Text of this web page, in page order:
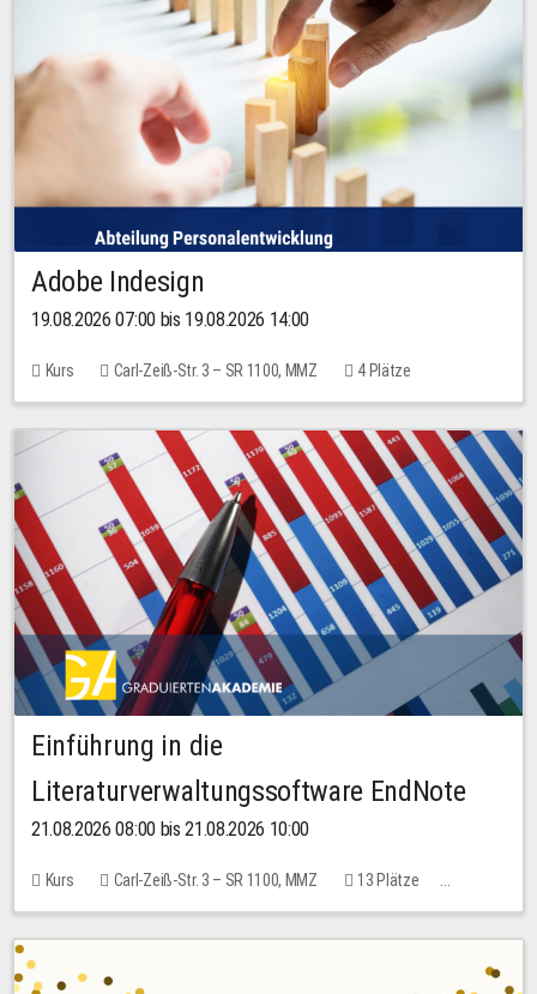
Adobe Indesign
19.08.2026 07:00 bis 19.08.2026 14:00
Kurs Carl-Zeiß-Str. 3 – SR 1100, MMZ 4 Plätze
Einführung in die
Literaturverwaltungssoftware EndNote
21.08.2026 08:00 bis 21.08.2026 10:00
Kurs Carl-Zeiß-Str. 3 – SR 1100, MMZ
13 Plätze
10,00 EUR